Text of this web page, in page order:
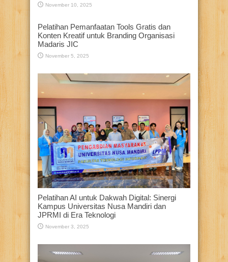
November 10, 2025
Pelatihan Pemanfaatan Tools Gratis dan
Konten Kreatif untuk Branding Organisasi
Madaris JIC
November 5, 2025
Pelatihan AI untuk Dakwah Digital: Sinergi
Kampus Universitas Nusa Mandiri dan
JPRMI di Era Teknologi
November 3, 2025